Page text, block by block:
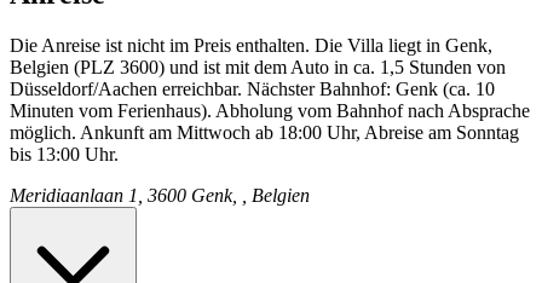
Die Anreise ist nicht im Preis enthalten. Die Villa liegt in Genk,
Belgien (PLZ 3600) und ist mit dem Auto in ca. 1,5 Stunden von
Düsseldorf/Aachen erreichbar. Nächster Bahnhof: Genk (ca. 10
Minuten vom Ferienhaus). Abholung vom Bahnhof nach Absprache
möglich. Ankunft am Mittwoch ab 18:00 Uhr, Abreise am Sonntag
bis 13:00 Uhr.
Meridiaanlaan 1, 3600 Genk, , Belgien